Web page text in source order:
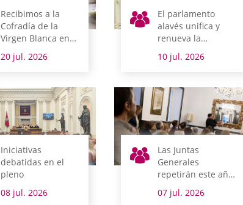
Recibimos a la
Cofradía de la
Virgen Blanca en
20 jul. 2026
El parlamento
alavés unifica y
renueva la
regula los concejos
10 jul. 2026
Iniciativas
debatidas en el
pleno
08 jul. 2026
Las Juntas
Generales
repetirán este año
sedes de
07 jul. 2026